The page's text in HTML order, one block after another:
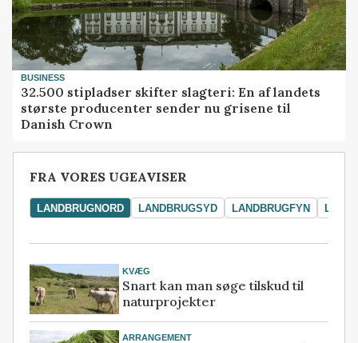
BUSINESS
32.500 stipladser skifter slagteri: En af landets
største producenter sender nu grisene til
Danish Crown
FRA VORES UGEAVISER
LANDBRUGNORD LANDBRUGSYD LANDBRUGFYN
KVÆG
Snart kan man søge tilskud til
naturprojekter
ARRANGEMENT